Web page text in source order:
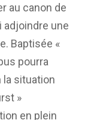
au canon de
adjoindre une
Baptisée «
pourra
situation
»
en plein